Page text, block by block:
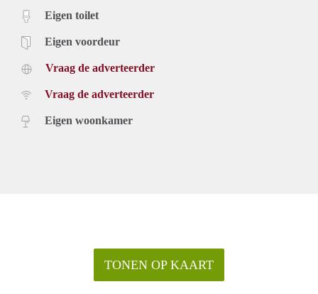
Eigen toilet
Eigen voordeur
Vraag de adverteerder
Vraag de adverteerder
Eigen woonkamer
TONEN OP KAART